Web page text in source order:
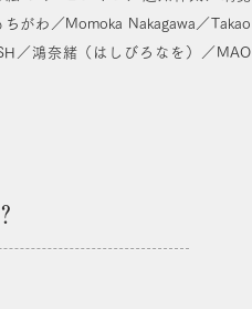
がわ／Momoka Nakagawa／Takao
／鴻奈緒（はしびろなを）／MAO